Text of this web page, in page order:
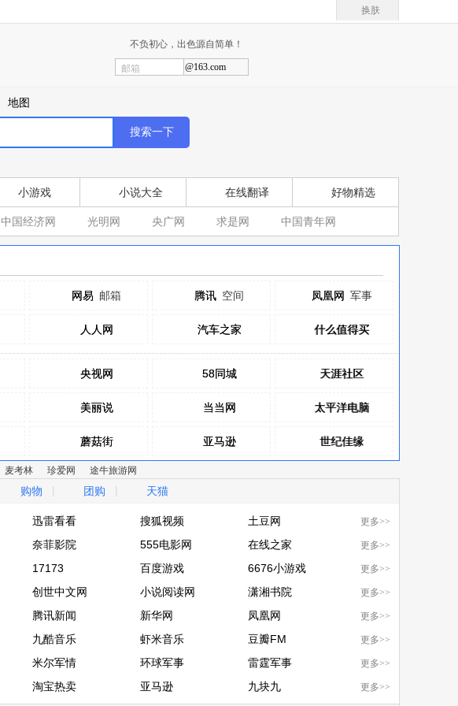
换肤
不负初心，出色源自简单！
@163.com
邮箱
地图
小游戏 小说大全 在线翻译 好物精选
中国经济网 光明网 央广网 求是网 中国青年网
网易
网易 邮箱 腾讯
腾讯 空间 凤凰网
凤凰网 军事
人人网
人人网 汽车之家
汽车之家 什么值得买
什么值得买
央视网
央视网 58同城
58同城 天涯社区
天涯社区
美丽说
美丽说 当当网
当当网 太平洋电脑
太平洋电脑
蘑菇街
蘑菇街 亚马逊
亚马逊 世纪佳缘
世纪佳缘
乐蜂网
乐蜂网
麦考林 珍爱网 途牛旅游网
购物 团购 天猫
更多>>
迅雷看看
迅雷看看
搜狐视频
搜狐视频
土豆网
土豆网
更多>>
奈菲影院
奈菲影院
555电影网
555电影网
在线之家
在线之家
更多>>
17173
17173
百度游戏
百度游戏
6676小游戏
6676小游戏
更多>>
创世中文网
创世中文网
小说阅读网
小说阅读网
潇湘书院
潇湘书院
更多>>
腾讯新闻
腾讯新闻
新华网
新华网
凤凰网
凤凰网
更多>>
九酷音乐
九酷音乐
虾米音乐
虾米音乐
豆瓣FM
豆瓣FM
更多>>
米尔军情
米尔军情
环球军事
环球军事
雷霆军事
雷霆军事
更多>>
淘宝热卖
亚马逊
九块九